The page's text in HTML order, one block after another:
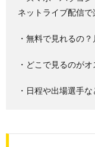
ネットライブ配信で
・無料で見れるの
・どこで見るのが
・日程や出場選手な